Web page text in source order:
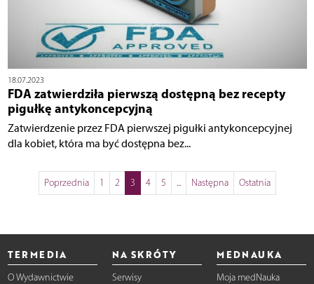
18.07.2023
FDA zatwierdziła pierwszą dostępną bez recepty
pigułkę antykoncepcyjną
Zatwierdzenie przez FDA pierwszej pigułki antykoncepcyjnej
dla kobiet, która ma być dostępna bez...
Poprzednia 1 2 3 4 5 ... Następna Ostatnia
TERMEDIA
O Wydawnictwie
NA SKRÓTY
Serwisy
MEDNAUKA
Moja medNauka